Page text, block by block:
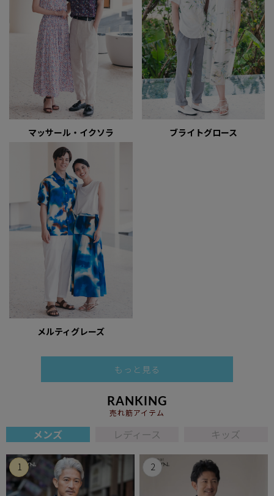
マッサール・イクソラ ブライトグロース
メルティグレーズ
もっと見る
RANKING
売れ筋アイテム
メンズ レディース キッズ